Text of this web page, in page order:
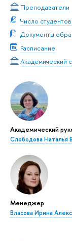
Преподаватели
Число
Документы
Расписание
Академический
Академический
Слободова Наталья
Менеджер
Власова Ирина